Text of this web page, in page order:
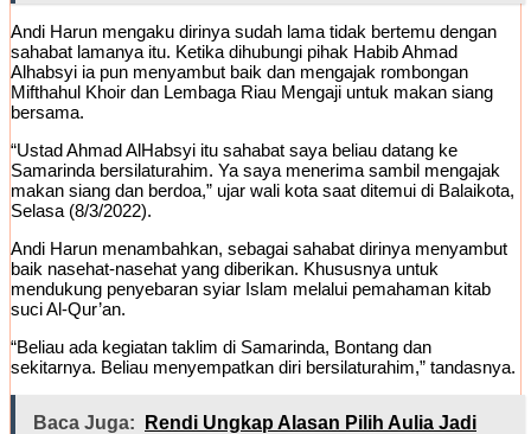
Andi Harun mengaku dirinya sudah lama tidak bertemu dengan
sahabat lamanya itu. Ketika dihubungi pihak Habib Ahmad
Alhabsyi ia pun menyambut baik dan mengajak rombongan
Mifthahul Khoir dan Lembaga Riau Mengaji untuk makan siang
bersama.
“Ustad Ahmad AlHabsyi itu sahabat saya beliau datang ke
Samarinda bersilaturahim. Ya saya menerima sambil mengajak
makan siang dan berdoa,” ujar wali kota saat ditemui di Balaikota,
Selasa (8/3/2022).
Andi Harun menambahkan, sebagai sahabat dirinya menyambut
baik nasehat-nasehat yang diberikan. Khususnya untuk
mendukung penyebaran syiar Islam melalui pemahaman kitab
suci Al-Qur’an.
“Beliau ada kegiatan taklim di Samarinda, Bontang dan
sekitarnya. Beliau menyempatkan diri bersilaturahim,” tandasnya.
Baca Juga:
Rendi Ungkap Alasan Pilih Aulia Jadi